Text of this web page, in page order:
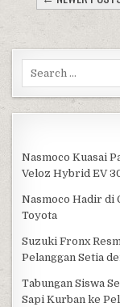
Search for:
Nasmoco Kuasai
Veloz Hybrid EV
Nasmoco Hadir di
Toyota
Suzuki Fronx
Pelanggan Setia
Tabungan Siswa
Sapi Kurban ke